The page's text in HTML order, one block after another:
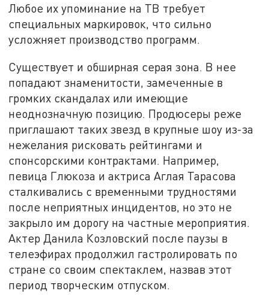
Любое их упоминание на ТВ требует
специальных маркировок, что сильно
усложняет производство программ.
Существует и обширная серая зона. В нее
попадают знаменитости, замеченные в
громких скандалах или имеющие
неоднозначную позицию. Продюсеры реже
приглашают таких звезд в крупные шоу из-за
нежелания рисковать рейтингами и
спонсорскими контрактами. Например,
певица Глюкоза и актриса Аглая Тарасова
сталкивались с временными трудностями
после неприятных инцидентов, но это не
закрыло им дорогу на частные мероприятия.
Актер Данила Козловский после паузы в
телеэфирах продолжил гастролировать по
стране со своим спектаклем, назвав этот
период творческим отпуском.